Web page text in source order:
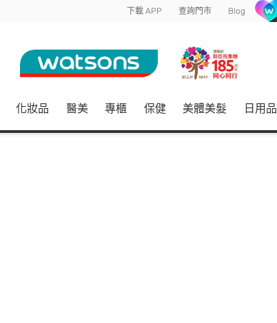
下載 APP 查詢門市 Blog
化妝品 醫美 專櫃 保健 美體美髮 日用品